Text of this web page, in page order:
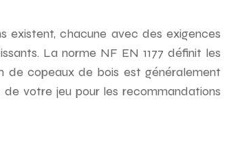
existent, chacune avec des exigences
La norme NF EN 1177 définit les
de copeaux de bois est généralement
votre jeu pour les recommandations